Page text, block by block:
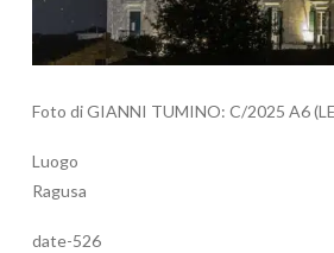
Foto di GIANNI TUMINO: C/2025 A6
Luogo
Ragusa
date-526